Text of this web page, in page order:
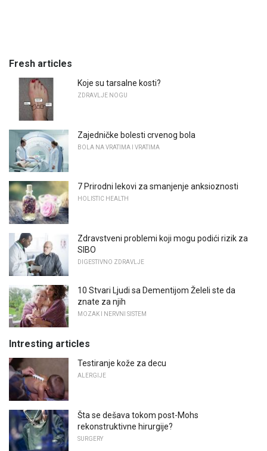
Fresh articles
Koje su tarsalne kosti?
ZDRAVLJE NOGU
Zajedničke bolesti crvenog bola
BOLA NA VRATIMA I VRATIMA
7 Prirodni lekovi za smanjenje anksioznosti
HOLISTIC HEALTH
Zdravstveni problemi koji mogu podići rizik za
SIBO
DIGESTIVNO ZDRAVLJE
10 Stvari Ljudi sa Dementijom Želeli ste da
znate za njih
MOZAK I NERVNI SISTEM
Intresting articles
Testiranje kože za decu
ALERGIJE
Šta se dešava tokom post-Mohs
rekonstruktivne hirurgije?
SURGERY